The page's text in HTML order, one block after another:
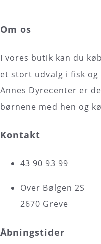
Om os
I vores butik kan du
et stort udvalg i fisk og
Annes Dyrecenter er
børnene med hen og
Kontakt
43 90 93 99
Over Bølgen 2S
2670 Greve
Åbningstider